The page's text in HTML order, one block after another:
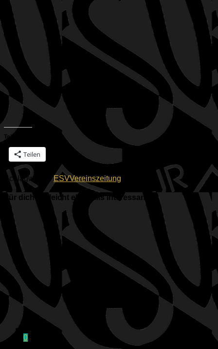
Teilen mit:
Teilen
Schlagwörter: ESVVereinszeitung
Für dich vielleicht ebenfalls interessant …
0